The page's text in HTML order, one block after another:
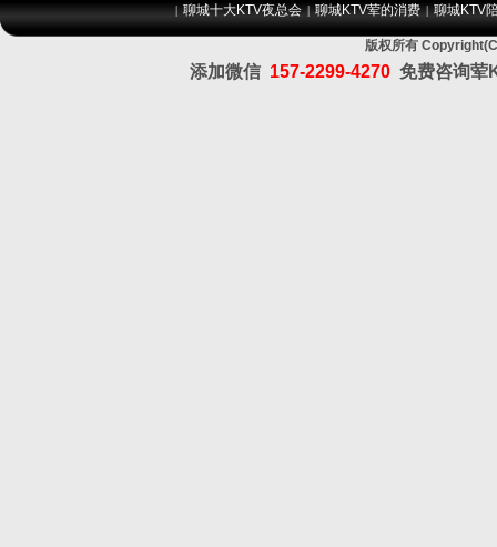
|聊城十大KTV夜总会 |聊城KTV荤的消费 |聊城KTV
版权所有
添加微信 157-2299-4270 免费咨询荤